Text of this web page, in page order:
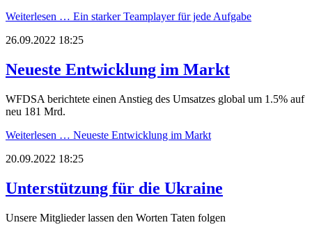
Weiterlesen … Ein starker Teamplayer für jede Aufgabe
26.09.2022 18:25
Neueste Entwicklung im Markt
WFDSA berichtete einen Anstieg des Umsatzes global um 1.5% auf
neu 181 Mrd.
Weiterlesen … Neueste Entwicklung im Markt
20.09.2022 18:25
Unterstützung für die Ukraine
Unsere Mitglieder lassen den Worten Taten folgen